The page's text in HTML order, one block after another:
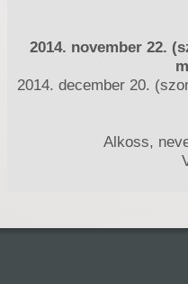
2014. november 22.
2014. december 20.
Alkoss,